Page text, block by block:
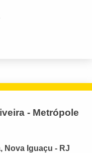
- Metrópole
Nova Iguaçu - RJ